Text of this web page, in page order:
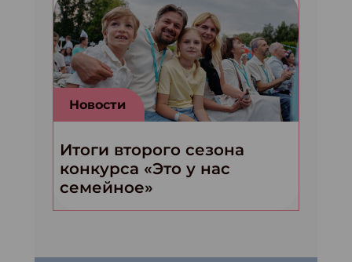
Новости
Итоги второго сезона
конкурса «Это у нас
семейное»